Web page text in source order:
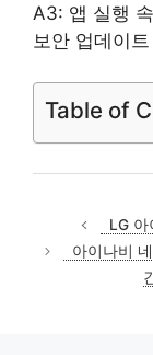
A3: 앱 실행
보안 업데이
Table of
LG
아이나비